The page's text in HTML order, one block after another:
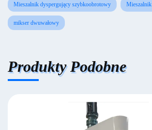
Mieszalnik dyspergujący szybkoobrotowy
mikser dwuwałowy
Produkty Podobne